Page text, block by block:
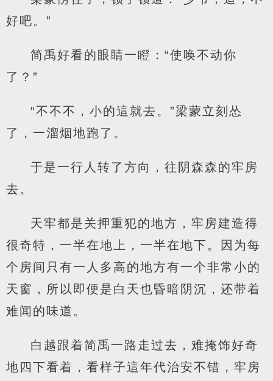
好吧。”
简禹好看的眼睛一瞪：“使唤不动你
了？”
“不不不，小的這就去。”梁蒙立刻怂
了，一溜烟地跑了。
于是一行人转了方向，往阴森森的牢房
去。
天牢都是关押重犯的地方，牢房建造得
很奇特，一半在地上，一半在地下。因为每
个房间只有一人多高的地方有一个非常小的
天窗，所以即便是白天也昏暗阴沉，还带着
难闻的味道。
白越跟着简禹一路走过去，难掩饰好奇
地四下看着，看样子這年代治安不错，牢房